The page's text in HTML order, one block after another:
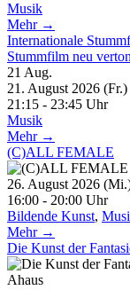
Musik
Mehr →
Internationale
Stummfilm neu
21 Aug.
21. August 2026
21:15 - 23:45 Uhr
Musik
Mehr →
(C)ALL FEMALE
26. August 2026
16:00 - 20:00 Uhr
Bildende Kunst,
Mehr →
Die Kunst der